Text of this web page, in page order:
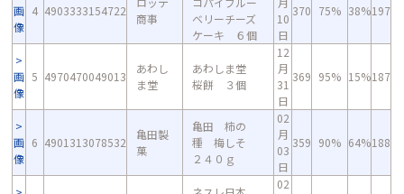
画
像
4 4903333154722
商事
ベリーチーズ
ケーキ ６個
10
日
370 75% 38%197
画
像
5 4970470049013
あわし
ま堂
あわしま堂
桜餅 ３個
12
月
31
日
369 95% 15%187
画
像
6 4901313078532
亀田製
菓
亀田 柿の
種 梅しそ
２４０ｇ
02
月
03
日
359 90% 64%188
02